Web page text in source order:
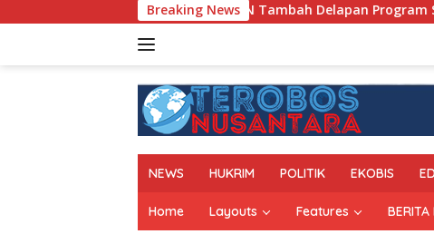
Breaking News
Tambah Delapan Program Studi Baru, Bidik Penguatan
NEWS HUKRIM POLITIK EKOBIS
Home Layouts Features BERITA